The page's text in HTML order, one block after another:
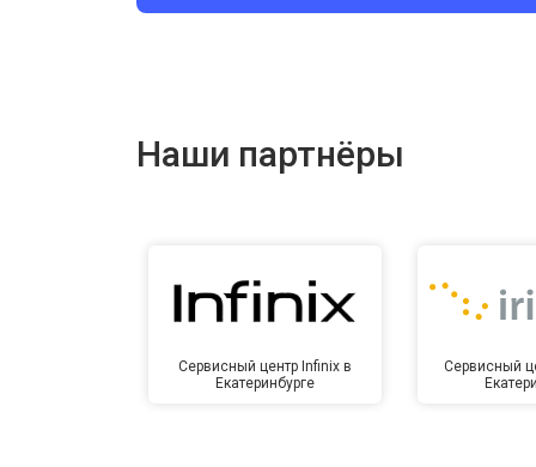
Наши партнёры
Сервисный центр Infinix в
Екатеринбурге
Сервисный